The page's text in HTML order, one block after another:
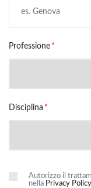
Professione
Disciplina
Autorizzo il
nella Privacy Policy